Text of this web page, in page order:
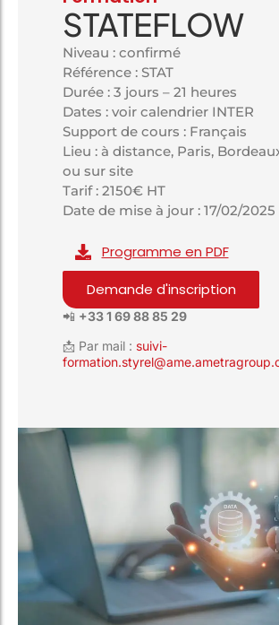
STATEFLOW
Niveau : confirmé
Référence : STAT
Durée : 3 jours – 21 heures
Dates : voir calendrier INTER
Support de cours : Français
Lieu : à distance, Paris,
ou sur site
Tarif : 2150€ HT
Date de mise à jour : 17/02/2025
Programme en PDF
Demande d'inscription
📲 +33 1 69 88 85 29
📩 Par mail : suivi-